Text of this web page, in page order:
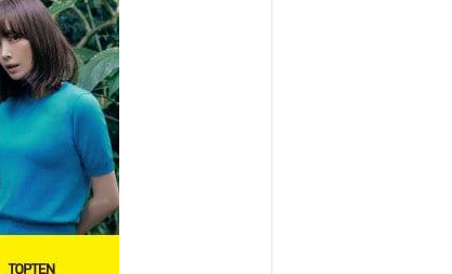
байгууллагууд дараах
хуваарийн дагуу ажиллана
7 сар 15 / 11 цаг 18 минут
Үндэсний их баяр наадам
эхэллээ
2026 оны 7 сар 15 / 11 цаг 14 минут
аюулаас сэргийлж, нийслэлийн Онцгой
газрын 162 алба хаагч үүрэг гүйцэтгэж
7 сар 15 / 11 цаг 07 минут
их сурын харваанд 850 харваач цэц